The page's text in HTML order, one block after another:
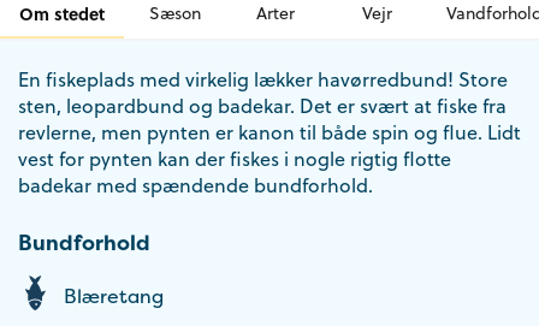
Om stedet Sæson Arter Vejr
En fiskeplads med virkelig lækker havørredbund! Store
sten, leopardbund og badekar. Det er svært at fiske fra
revlerne, men pynten er kanon til både spin og flue. Lidt
vest for pynten kan der fiskes i nogle rigtig flotte
badekar med spændende bundforhold.
Bundforhold
Blæretang